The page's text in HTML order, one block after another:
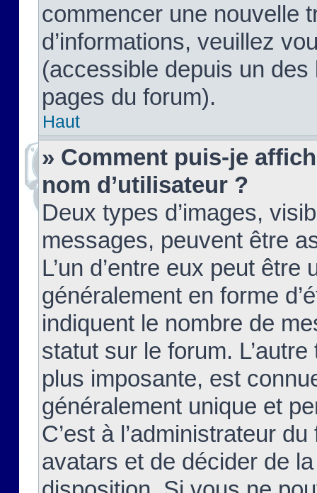
commencer une nouvelle
d’informations, veuillez
(accessible depuis un
pages du forum).
Haut
» Comment puis-je
nom d’utilisateur ?
Deux types d’images,
messages, peuvent être
L’un d’entre eux peut
généralement en forme
indiquent le nombre de
statut sur le forum.
plus imposante, est
généralement unique et
C’est à l’administrateur
avatars et de décider de